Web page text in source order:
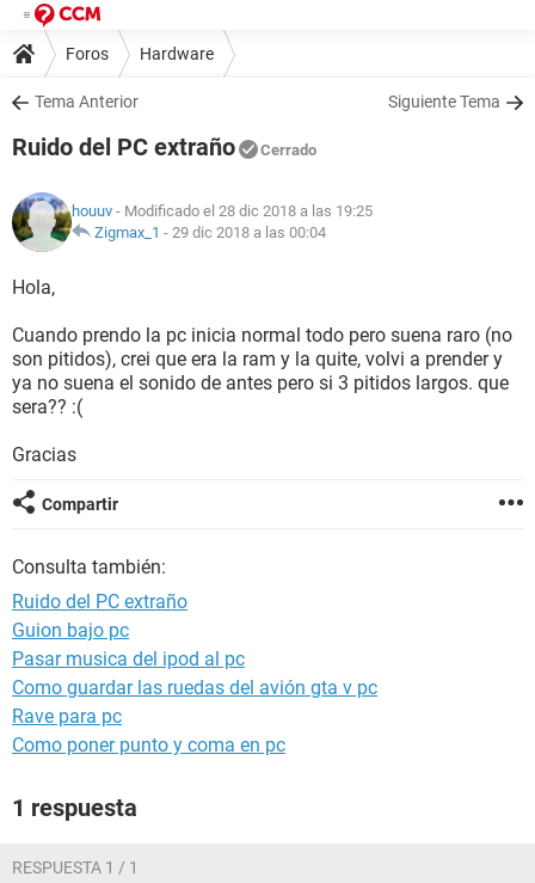
Foros Hardware
Tema Anterior Siguiente Tema
Ruido del PC extraño Cerrado
houuv - Modificado el 28 dic 2018 a las 19:25
Zigmax_1 - 29 dic 2018 a las 00:04
Hola,
Cuando prendo la pc inicia normal todo pero suena raro (no
son pitidos), crei que era la ram y la quite, volvi a prender y
ya no suena el sonido de antes pero si 3 pitidos largos. que
sera?? :(
Gracias
Compartir
Consulta también:
Ruido del PC extraño
Guion bajo pc
Pasar musica del ipod al pc
Como guardar las ruedas del avión gta v pc
Rave para pc
Como poner punto y coma en pc
1 respuesta
RESPUESTA 1 / 1